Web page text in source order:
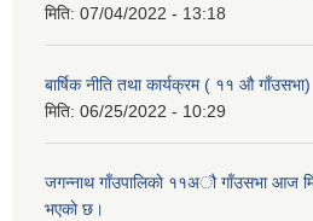
मिति: 07/04/2022 - 13:18
बार्षिक नीति तथा कार्यक्रम ( ११ औ गाँउसभा)
मिति: 06/25/2022 - 10:29
जगन्नाथ गाँउपालिकाे ११अौ गाँउसभा आज
भएकाे छ।